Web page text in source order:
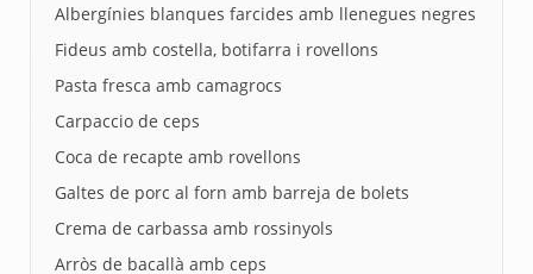
Albergínies blanques farcides amb llenegues negres
Fideus amb costella, botifarra i rovellons
Pasta fresca amb camagrocs
Carpaccio de ceps
Coca de recapte amb rovellons
Galtes de porc al forn amb barreja de bolets
Crema de carbassa amb rossinyols
Arròs de bacallà amb ceps